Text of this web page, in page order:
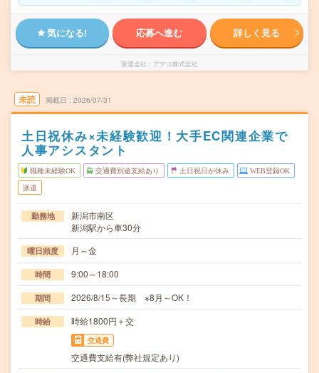
気になる! 応募へ進む 詳しく見る
派遣会社 アデコ株式会社
未読 掲載日 2026/07/31
土日祝休み×未経験歓迎！大手EC関連企業で
人事アシスタント
職種未経験OK 交通費別途支給あり 土日祝日が休み WEB登録OK
派遣
勤務地
新潟市南区
新潟駅から車30分
曜日頻度 月～金
時間 9:00～18:00
期間 2026/8/15～長期 ※8月～OK！
時給 時給1800円＋交
交通費
交通費支給有(弊社規定あり)